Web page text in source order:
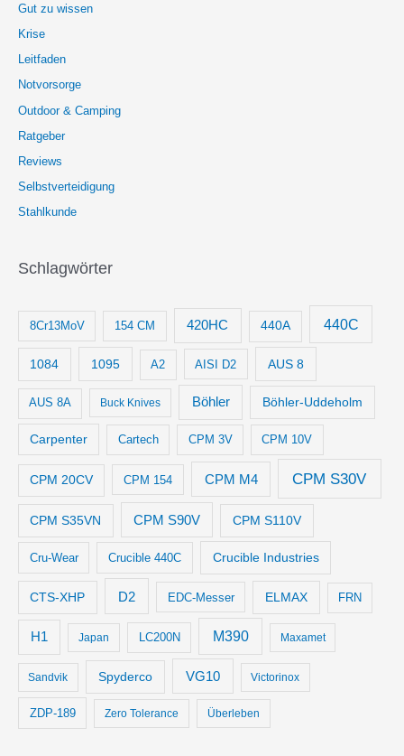
Gut zu wissen
Krise
Leitfaden
Notvorsorge
Outdoor & Camping
Ratgeber
Reviews
Selbstverteidigung
Stahlkunde
Schlagwörter
8Cr13MoV 154 CM 420HC 440A 440C
1084 1095 A2 AISI D2 AUS 8
AUS 8A Buck Knives Böhler Böhler-Uddeholm
Carpenter Cartech CPM 3V CPM 10V
CPM 20CV CPM 154 CPM M4 CPM S30V
CPM S35VN CPM S90V CPM S110V
Cru-Wear Crucible 440C Crucible Industries
CTS-XHP D2 EDC-Messer ELMAX FRN
H1 Japan LC200N M390 Maxamet
Sandvik Spyderco VG10 Victorinox
ZDP-189 Zero Tolerance Überleben